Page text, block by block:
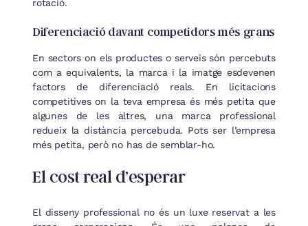
rotació.
Diferenciació davant competidors més grans
En sectors on els productes o serveis són percebuts
com a equivalents, la marca i la imatge esdevenen
factors de diferenciació reals. En licitacions
competitives on la teva empresa és més petita que
algunes de les altres, una marca professional
redueix la distància percebuda. Pots ser l’empresa
més petita, però no has de semblar-ho.
El cost real d’esperar
El disseny professional no és un luxe reservat a les